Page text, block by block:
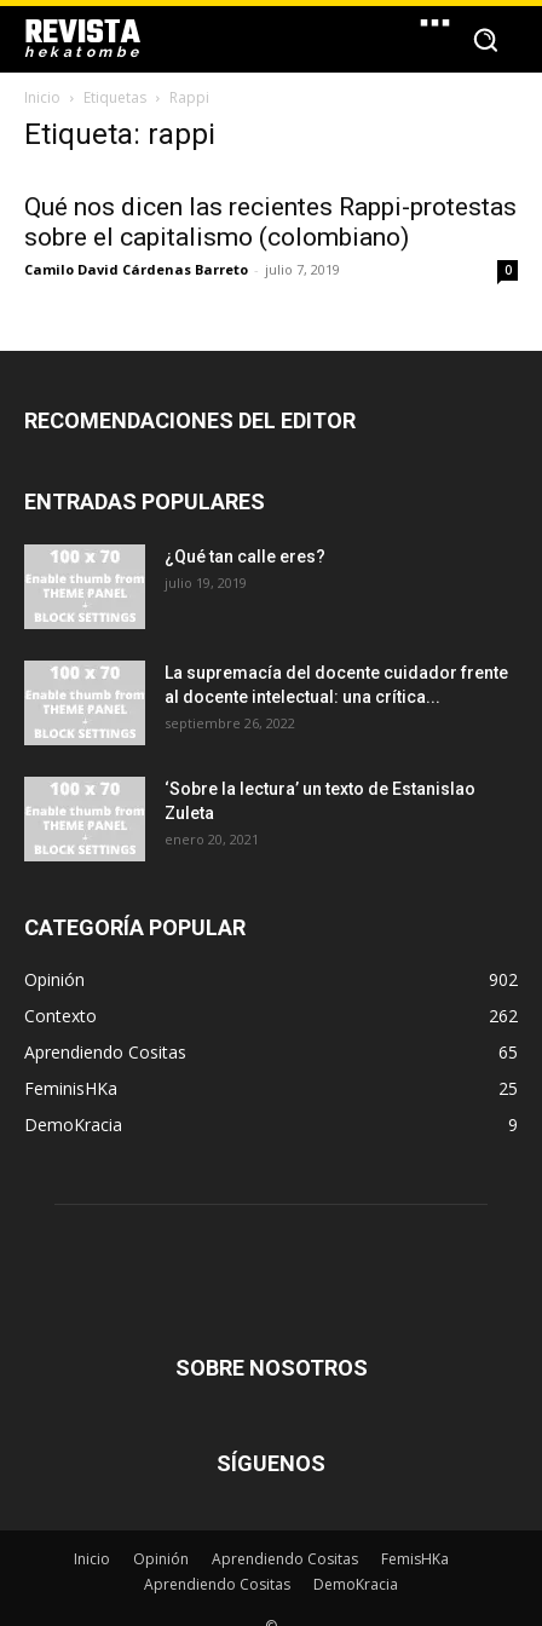
REVISTA
hekatombe
Inicio Etiquetas Rappi
Etiqueta: rappi
Qué nos dicen las recientes Rappi-protestas
sobre el capitalismo (colombiano)
Camilo David Cárdenas Barreto - julio 7, 2019 0
RECOMENDACIONES DEL EDITOR
ENTRADAS POPULARES
¿Qué tan calle eres?
julio 19, 2019
La supremacía del docente cuidador frente
al docente intelectual: una crítica...
septiembre 26, 2022
‘Sobre la lectura’ un texto de Estanislao
Zuleta
enero 20, 2021
CATEGORÍA POPULAR
Opinión
902
Contexto
262
Aprendiendo Cositas
65
FeminisHKa
25
DemoKracia
9
SOBRE NOSOTROS
SÍGUENOS
Inicio Opinión Aprendiendo Cositas
FemisHKa
Aprendiendo Cositas
DemoKracia